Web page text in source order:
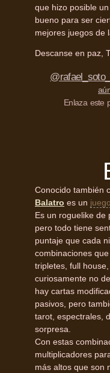
que hizo posible
bueno para ser
mejores juegos de
Descanse en paz,
@rafael_soto_
Enlaza este
Conocido también
Balatro es un juego
Es un roguelike
pero todo tiene
puntaje que cada
combinaciones
tripletes, full
curiosamente no
hay cartas
pasivos, pero
tarot, espectrales,
sorpresa.
Con estas
multiplicadores
más altos que son